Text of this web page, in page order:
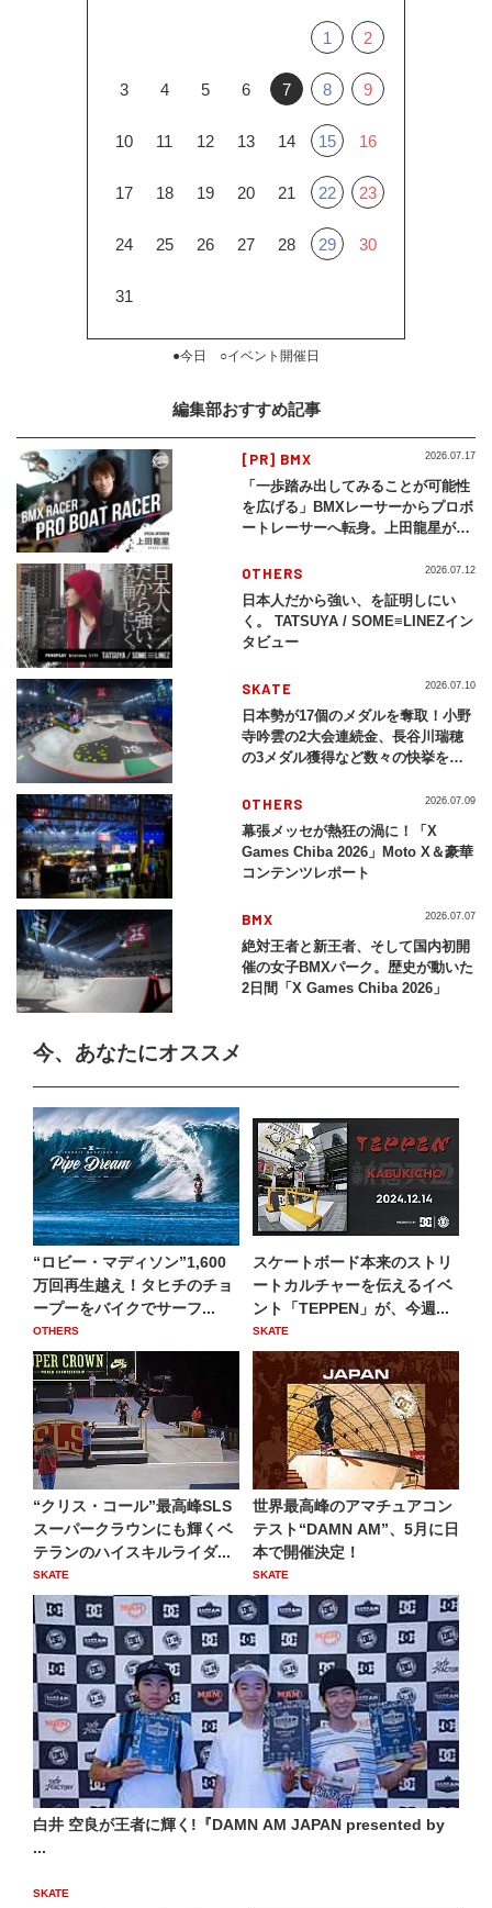
1 2
3 4 5 6 7 8 9
10 11 12 13 14 15 16
17 18 19 20 21 22 23
24 25 26 27 28 29 30
31
●今日 ○イベント開催日
編集部おすすめ記事
[PR] BMX
「一歩踏み出してみることが可能性
を広げる」BMXレーサーからプロボ
ートレーサーへ転身。上田龍星が体
2026.07.17
OTHERS
日本人だから強い、を証明しにい
く。 TATSUYA / SOME≡LINEZイン
タビュー
2026.07.12
SKATE
日本勢が17個のメダルを奪取！小野
寺吟雲の2大会連続金、長谷川瑞穂
の3メダル獲得など数々の快挙をプ
2026」
2026.07.10
OTHERS
幕張メッセが熱狂の渦に！「X
Games Chiba 2026」Moto X＆豪華
コンテンツレポート
2026.07.09
BMX
絶対王者と新王者、そして国内初開
催の女子BMXパーク。歴史が動いた
2日間「X Games Chiba 2026」
2026.07.07
今、あなたにオススメ
“ロビー・マディソン”1,600
万回再生越え！タヒチのチョ
ープーをバイクでサーフ...
OTHERS
スケートボード本来のストリ
ートカルチャーを伝えるイベ
ント「TEPPEN」が、今週...
SKATE
“クリス・コール”最高峰SLS
スーパークラウンにも輝くベ
テランのハイスキルライダ...
SKATE
世界最高峰のアマチュアコン
テスト“DAMN AM”、5月に日
本で開催決定！
SKATE
白井 空良が王者に輝く!『DAMN AM JAPAN presented by
...
SKATE